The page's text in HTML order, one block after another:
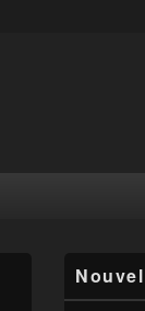
principale
de